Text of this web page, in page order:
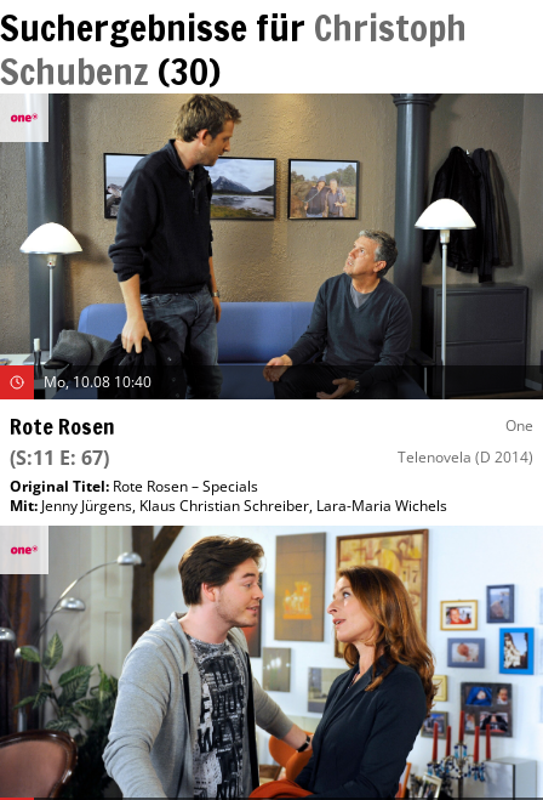
Suchergebnisse für Christoph
Schubenz (30)
Mo, 10.08 10:40
Rote Rosen One
(S:11 E: 67) Telenovela (D 2014)
Original Titel: Rote Rosen – Specials
Mit: Jenny Jürgens, Klaus Christian Schreiber, Lara-Maria Wichels